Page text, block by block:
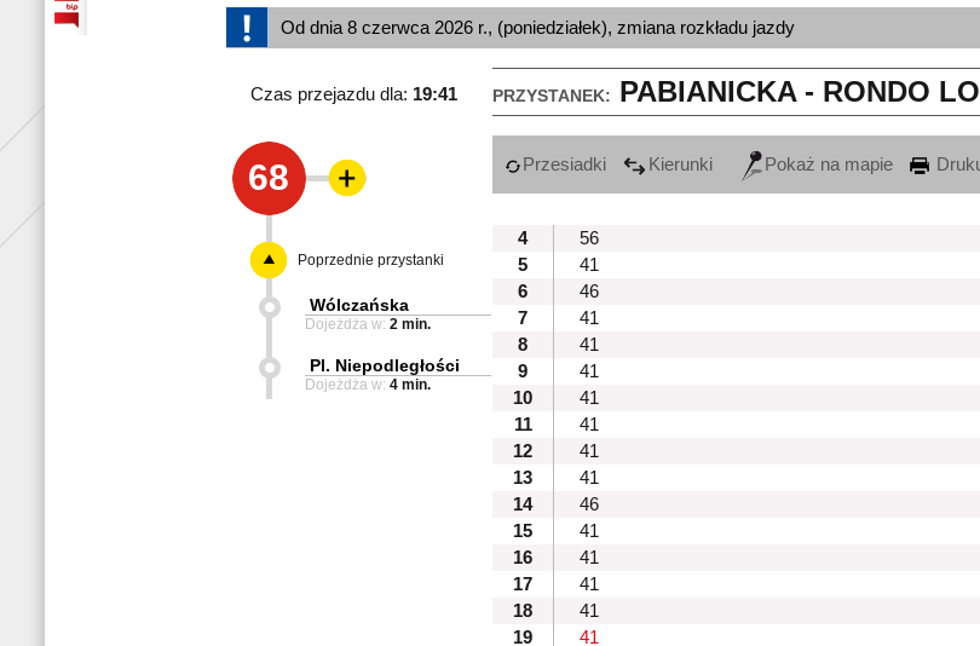
Od dnia 8 czerwca 2026 r., (poniedziałek), zmiana rozkładu jazdy
PRZYSTANEK: PABIANICKA - RONDO
Czas przejazdu dla: 19:41
68 Przesiadki Kierunki Pokaż na mapie
4
56
5
41
6
46
7
41
8
41
9
41
10
41
11
41
12
41
13
41
14
46
15
41
16
41
17
41
18
41
19
41
Poprzednie przystanki
Wólczańska
Dojeżdża w: 2 min.
Pl. Niepodległości
Dojeżdża w: 4 min.